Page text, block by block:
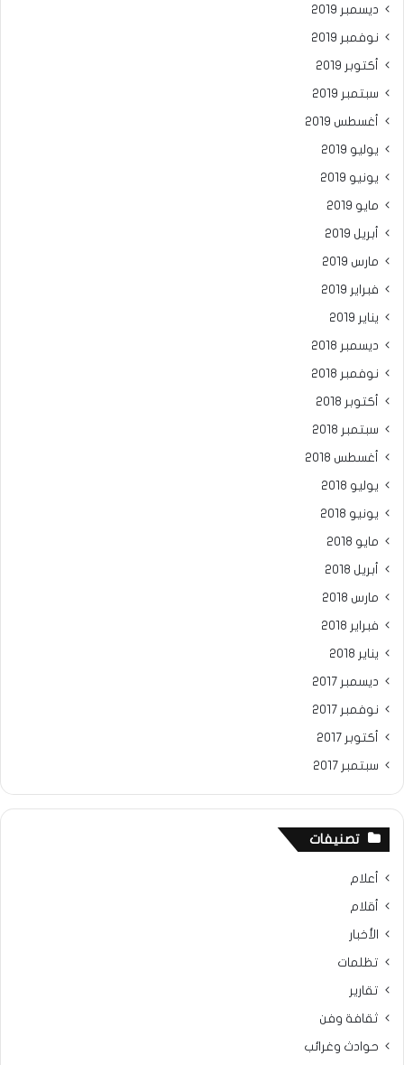
ديسمبر 2019
نوفمبر 2019
أكتوبر 2019
سبتمبر 2019
أغسطس 2019
يوليو 2019
يونيو 2019
مايو 2019
أبريل 2019
مارس 2019
فبراير 2019
يناير 2019
ديسمبر 2018
نوفمبر 2018
أكتوبر 2018
سبتمبر 2018
أغسطس 2018
يوليو 2018
يونيو 2018
مايو 2018
أبريل 2018
مارس 2018
فبراير 2018
يناير 2018
ديسمبر 2017
نوفمبر 2017
أكتوبر 2017
سبتمبر 2017
تصنيفات
أعلام
أقلام
الأخبار
تظلمات
تقارير
ثقافة وفن
حوادث وغرائب